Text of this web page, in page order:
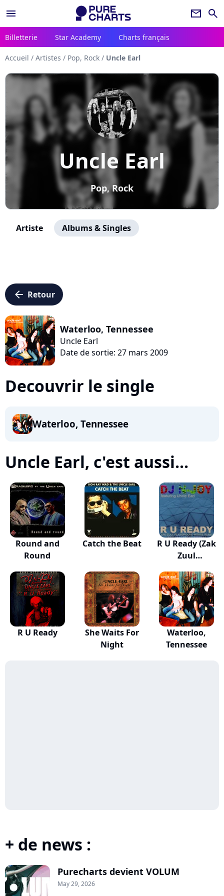
menu newsletter search
Billetterie Star Academy Charts français
Accueil / Artistes / Pop, Rock / Uncle Earl
Uncle Earl
Pop, Rock
Artiste Albums & Singles
arrow_left Retour
Waterloo, Tennessee
Uncle Earl
Date de sortie: 27 mars 2009
Decouvrir le single
Waterloo, Tennessee
Uncle Earl, c'est aussi...
Round and
Round
Catch the Beat
R U Ready (Zak
Zuul
R U Ready
She Waits For
Night
Waterloo,
Tennessee
+ de news :
Purecharts devient VOLUM
May 29, 2026